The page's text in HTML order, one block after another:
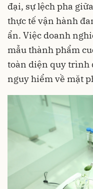
đại, sự lệch pha
thực tế vận hành
ẩn. Việc doanh
mẫu thành phẩm
toàn diện quy trình
nguy hiểm về mặt